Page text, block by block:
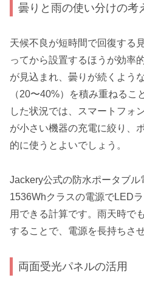
曇りと雨の使い分けの考
天候不良が短時間で回復する
ってから設置するほうが効率
が見込まれ、曇りが続くよう
（20〜40%）を積み重ねるこ
した状況では、スマートフォ
が小さい機器の充電に絞り、
的に使うとよいでしょう。
Jackery公式の防水ポータブル
1536Whクラスの電源でLED
用できる計算です。雨天時で
することで、電源を長持ちさ
両面受光パネルの活用